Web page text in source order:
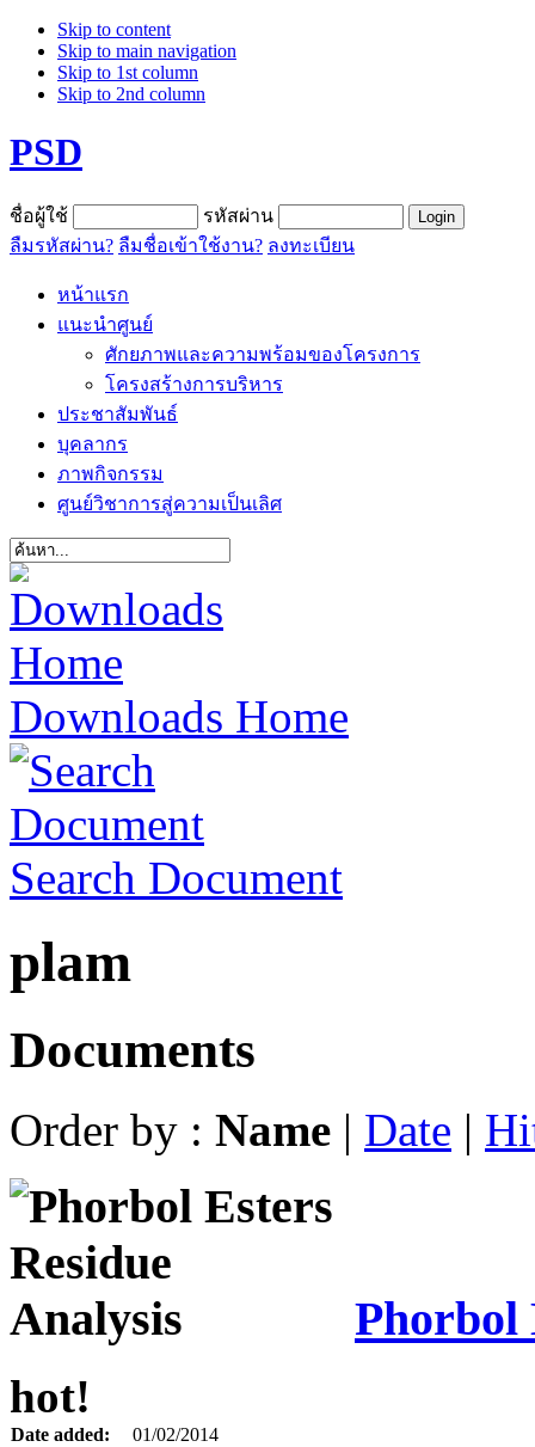
Skip to content
Skip to main navigation
Skip to 1st column
Skip to 2nd column
PSD
ชื่อผู้ใช้
รหัสผ่าน
ลืมรหัสผ่าน? ลืมชื่อเข้าใช้งาน? ลงทะเบียน
หน้าแรก
แนะนำศูนย์
ศักยภาพและความพร้อมของโครงการ
โครงสร้างการบริหาร
ประชาสัมพันธ์
บุคลากร
ภาพกิจกรรม
ศูนย์วิชาการสู่ความเป็นเลิศ
Downloads Home
Search Document
plam
Documents
Order by : Name | Date |
Phorbol
hot!
Date added:
01/02/2014